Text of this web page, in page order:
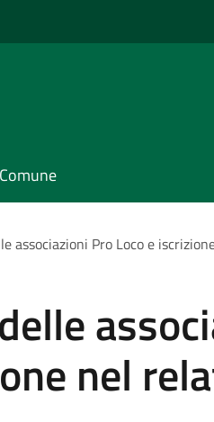
associazioni Pro Loco e
nel